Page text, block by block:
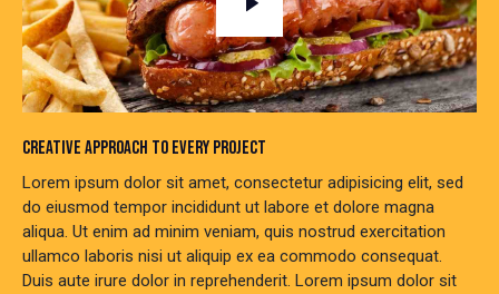
CREATIVE APPROACH TO EVERY PROJECT
Lorem ipsum dolor sit amet, consectetur adipisicing elit, sed
do eiusmod tempor incididunt ut labore et dolore magna
aliqua. Ut enim ad minim veniam, quis nostrud exercitation
ullamco laboris nisi ut aliquip ex ea commodo consequat.
Duis aute irure dolor in reprehenderit. Lorem ipsum dolor sit